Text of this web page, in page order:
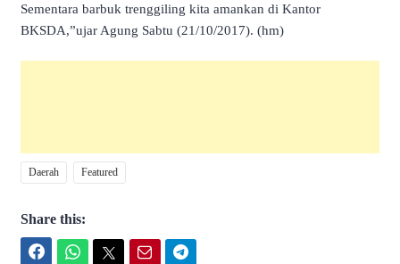
Sementara barbuk trenggiling kita amankan di Kantor
BKSDA,”ujar Agung Sabtu (21/10/2017). (hm)
Daerah Featured
Share this: